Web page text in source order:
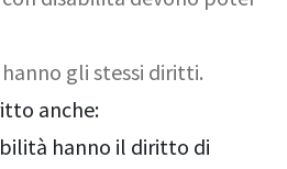
gli stessi diritti.
anche:
hanno il diritto di